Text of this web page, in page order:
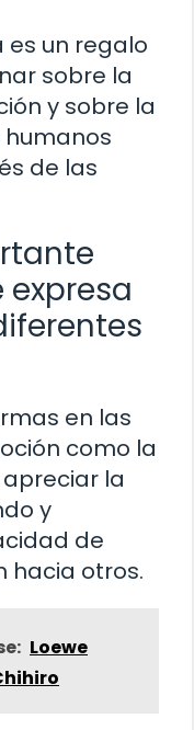
es un regalo
sobre la
y sobre la
de las
en las
como la
la
y
de
hacia otros.
Loewe